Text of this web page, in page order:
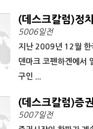
(데스크칼럼)정
5006일전
지난 2009년 12월 한
덴마크 코펜하겐에서
구인 ...
(데스크칼럼)증
5007일전